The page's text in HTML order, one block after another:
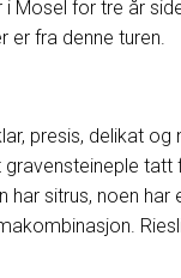
Mosel for tre år
er fra denne turen.
presis, delikat
har sitrus, noen